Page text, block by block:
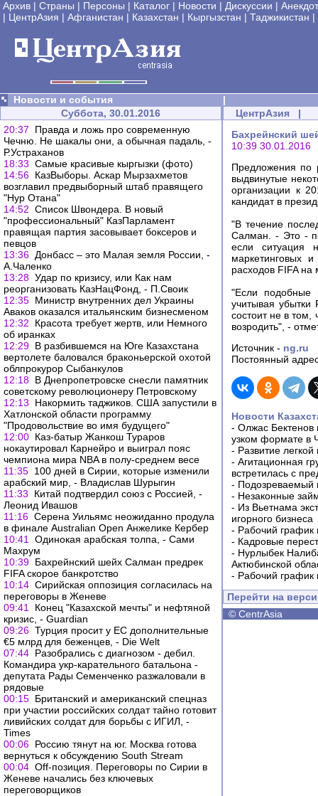
Архив | Страны | Персоны | Каталог | Новости | Дискуссии |
| ЦентрАзия | Афганистан | Казахстан | Кыргызстан | Таджикистан |
Новости и события
|
Суббота, 30.01.2016
20:37
Правда и ложь про современную
Чечню. Не шакалы они, а обычная падаль, -
Р.Устраханов
18:33 Самые красивые кыргызки (фото)
14:56 КазВыборы. Аскар Мырзахметов
возглавил предвыборный штаб правящего
"Нур Отана"
14:52 Список Швондера. В новый
"профессиональный" КазПарламент
правящая партия засовывает боксеров и
певцов
13:36 Донбасс – это Малая земля России, -
А.Чаленко
13:28 Удар по кризису, или Как нам
реорганизовать КазНацФонд, - П.Своик
12:35 Министр внутренних дел Украины
Аваков оказался итальянским бизнесменом
12:32
Красота требует жертв, или Немного
об иранках
12:29 В разбившемся на Юге Казахстана
вертолете баловался браконьерской охотой
облпрокурор Сыбанкулов
12:18 В Днепропетровске снесли памятник
советскому революционеру Петровскому
12:13
Накормить таджиков. США запустили в
Хатлонской области программу
"Продовольствие во имя будущего"
12:00 Каз-батыр Жанкош Тураров
нокаутировал Карнейро и выиграл пояс
чемпиона мира NBA в полу-среднем весе
11:35 100 дней в Сирии, которые изменили
арабский мир, - Владислав Шурыгин
11:33
Китай подтвердил союз с Россией, -
Леонид Ивашов
11:16 Серена Уильямс неожиданно продула
в финале Australian Open Анжелике Кербер
10:41
Одинокая арабская толпа, - Сами
Махрум
10:39 Бахрейнский шейх Салман предрек
FIFA скорое банкротство
10:14 Сирийская оппозиция согласилась на
переговоры в Женеве
09:41
Конец "Казахской мечты" и нефтяной
кризис, - Guardian
09:26 Турция просит у ЕС дополнительные
€5 млрд для беженцев, - Die Welt
07:44 Разобрались с диагнозом - дебил.
Командира укр-карательного батальона -
депутата Рады Семенченко разжаловали в
рядовые
00:15 Британский и американский спецназ
при участии российских солдат тайно готовит
ливийских солдат для борьбы с ИГИЛ, -
Times
00:06 Россию тянут на юг. Москва готова
вернуться к обсуждению South Stream
00:04 Off-позиция. Переговоры по Сирии в
Женеве начались без ключевых
переговорщиков
ЦентрАзия |
Бахрейнский
10:39 30.01.2016
Предложения
выдвинутые
организации к
кандидат в
"В течение
Салман. - Это -
если ситуация
маркетинговых
расходов FIFA на
"Если подобные
учитывая
состоит не в том,
возродить", -
Источник - ng.ru
Постоянный
Новости
- Олжас Бектенов
узком формате в
- Развитие
- Агитационная
встретилась с
- Подозреваемый
- Незаконные
- Из Вьетнама
игорного бизнеса
- Рабочий график
- Кадровые
- Нурлыбек
Актюбинской
- Рабочий график
Перейти на
© CentrAsia